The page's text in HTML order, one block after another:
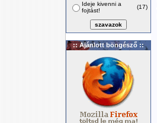
Ideje kivenni a
fojtást!
(17)
:: Ajánlott böngésző ::